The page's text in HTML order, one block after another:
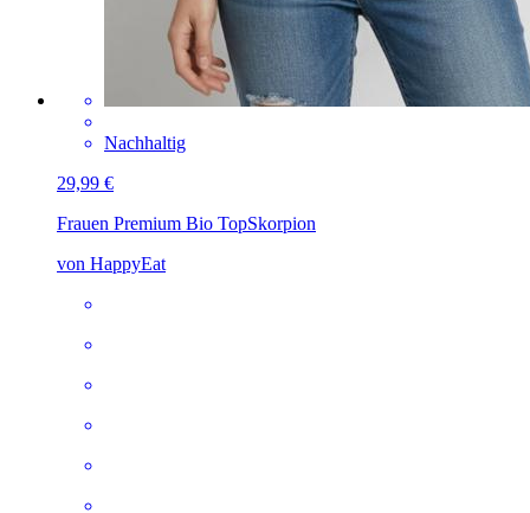
Nachhaltig
29,99 €
Frauen Premium Bio TopSkorpion
von HappyEat